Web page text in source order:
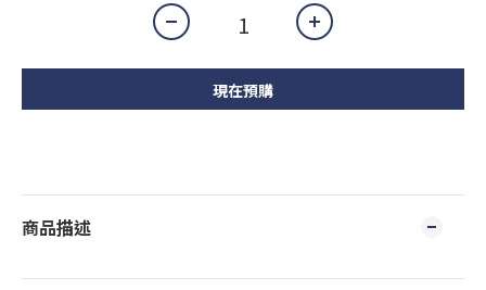
現在預購
商品描述